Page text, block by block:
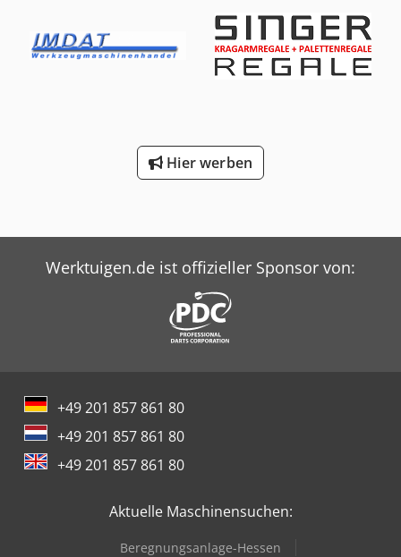
Hier werben
Werktuigen.de ist offizieller Sponsor von:
+49 201 857 861 80
+49 201 857 861 80
+49 201 857 861 80
Aktuelle Maschinensuchen:
Beregnungsanlage-Hessen